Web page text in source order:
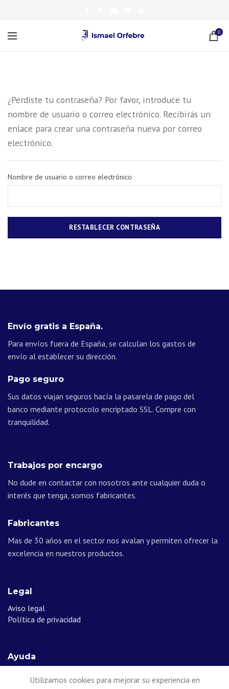
0
¿Perdiste tu contraseña? Por favor, introduce tu
nombre de usuario o correo electrónico. Recibirás un
enlace para crear una contraseña nueva por correo
electrónico.
Nombre de usuario o correo electrónico
RESTABLECER CONTRASEÑA
Envío gratis a España.
Para envíos fuera de España, se calculan los gastos de
envío al establecer su dirección.
Pago seguro
Sus datos viajan seguros hacía la pasarela de pago del
banco mediante protocolo encriptado SSL. Compre con
tranquilidad.
Trabajos por encargo
No dude en contactar con nosotros ante cualquier duda o
interés que tenga, somos fabricantes.
Fabricantes
Mas de 30 años en el sector nos avalan y permiten ofrecer la
excelencia en nuestros productos.
Legal
Aviso legal
Política de privacidad
Ayuda
Utilizamos cookies para mejorar su experiencia en